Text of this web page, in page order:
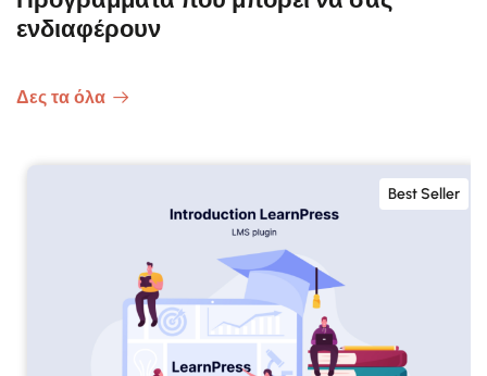
ενδιαφέρουν
Δες τα όλα
Best Seller